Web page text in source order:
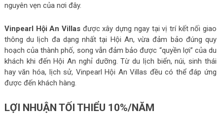
nguyên vẹn của nơi đây.
Vinpearl Hội An Villas được xây dựng ngay tại vị trí kết nối giao
thông du lịch đa dạng nhất tại Hội An, vừa đảm bảo đúng quy
hoạch của thành phố, song vẫn đảm bảo được “quyền lợi” của du
khách khi đến Hội An nghỉ dưỡng. Từ du lịch biển, núi, sinh thái
hay văn hóa, lịch sử, Vinpearl Hội An Villas đều có thể đáp ứng
được đến khách hàng.
LỢI NHUẬN TỐI THIỂU 10%/NĂM